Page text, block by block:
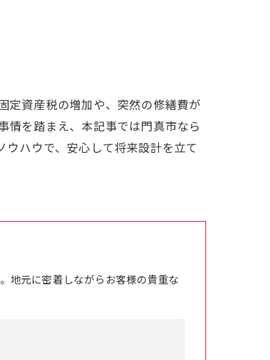
定資産税の増加や、突然の修繕費が
情を踏まえ、本記事では門真市なら
ハウで、安心して将来設計を立て
地元に密着しながらお客様の貴重な